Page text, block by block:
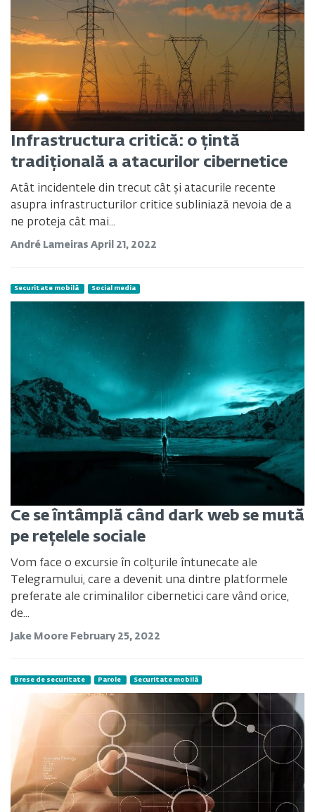
Infrastructura critică: o țintă
tradițională a atacurilor cibernetice
Atât incidentele din trecut cât și atacurile recente
asupra infrastructurilor critice subliniază nevoia de a
ne proteja cât mai...
André Lameiras April 21, 2022
Securitate mobilă Social media
Ce se întâmplă când dark web se mută
pe rețelele sociale
Vom face o excursie în colțurile întunecate ale
Telegramului, care a devenit una dintre platformele
preferate ale criminalilor cibernetici care vând orice,
de...
Jake Moore February 25, 2022
Brese de securitate Parole Securitate mobilă